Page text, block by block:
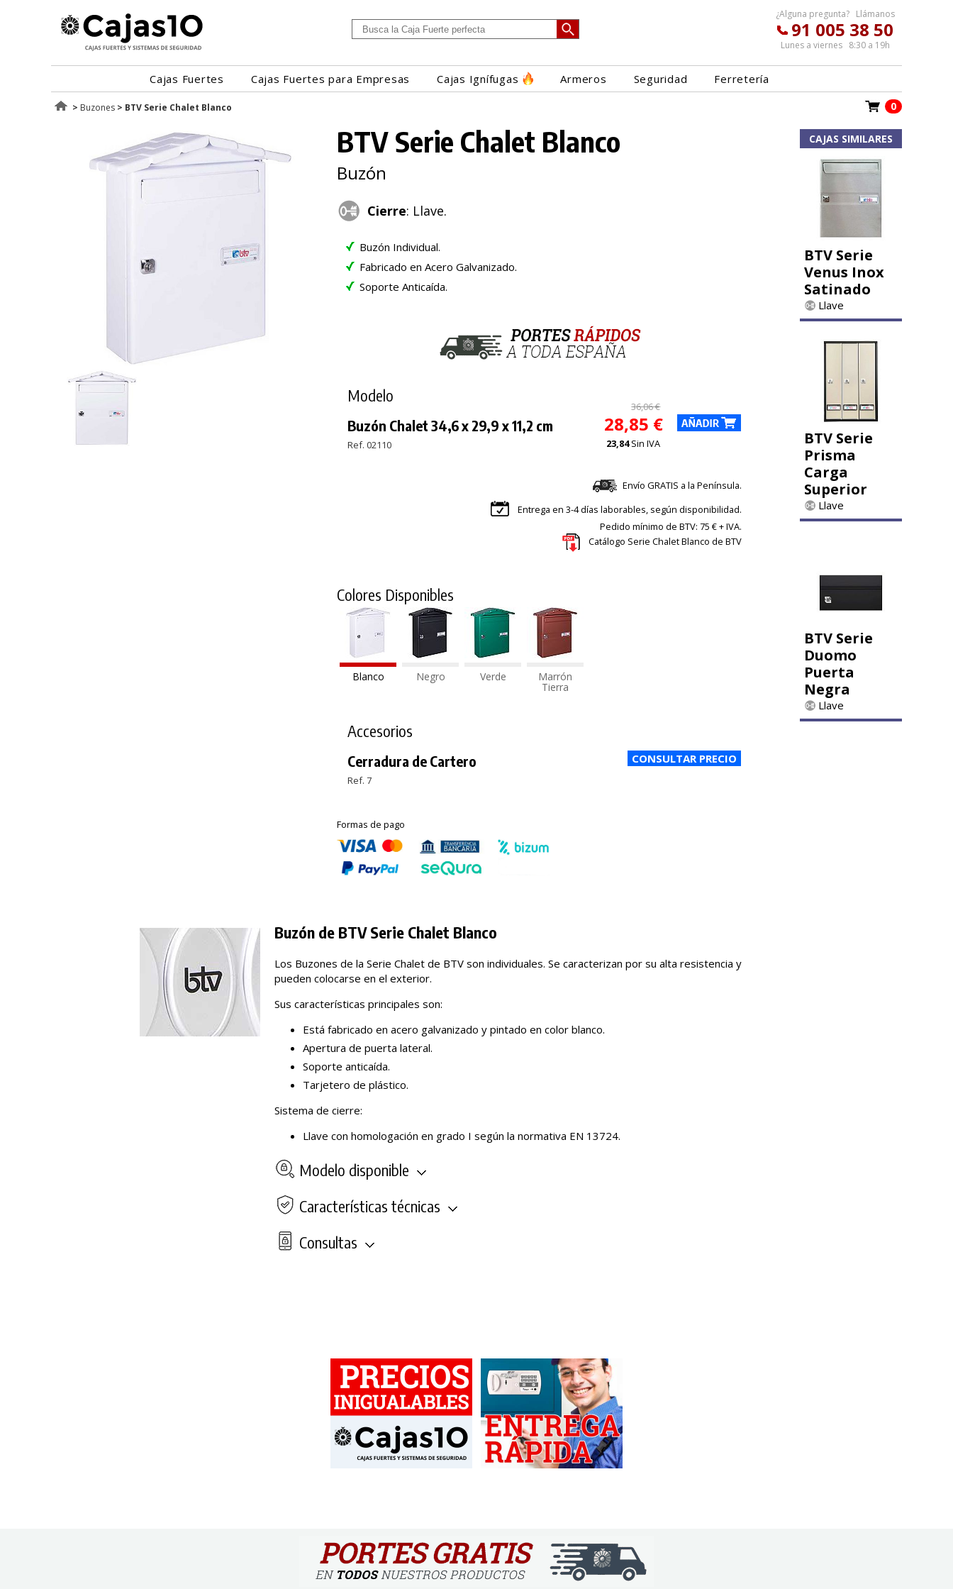
¿Alguna pregunta? Llámanos
91 005 38 50
Lunes a viernes 8:30 a 19h
Cajas Fuertes Cajas Fuertes para Empresas Cajas Ignífugas Armeros Seguridad Ferretería
> Buzones > BTV Serie Chalet Blanco 0
BTV Serie Chalet Blanco
Buzón
Cierre: Llave.
Buzón Individual.
Fabricado en Acero Galvanizado.
Soporte Anticaída.
Modelo
Buzón Chalet 34,6 x 29,9 x 11,2 cm
Ref. 02110
36,06 €
28,85 €
23,84Sin IVA
Envío GRATIS a la Península.
Entrega en 3-4 días laborables, según disponibilidad.
Pedido mínimo de BTV: 75 € + IVA.
Catálogo Serie Chalet Blanco de BTV
Colores Disponibles
Blanco Negro Verde Marrón
Tierra
Accesorios
Cerradura de Cartero
Ref. 7
Formas de pago
Buzón de BTV Serie Chalet Blanco
Los Buzones de la Serie Chalet de BTV son individuales. Se caracterizan por su alta resistencia y
pueden colocarse en el exterior.
Sus características principales son:
Está fabricado en acero galvanizado y pintado en color blanco.
Apertura de puerta lateral.
Soporte anticaída.
Tarjetero de plástico.
Sistema de cierre:
Llave con homologación en grado I según la normativa EN 13724.
Modelo disponible
Características técnicas
Consultas
CAJAS SIMILARES
BTV Serie
Venus Inox
Satinado
Llave
BTV Serie
Prisma
Carga
Superior
Llave
BTV Serie
Duomo
Puerta
Negra
Llave